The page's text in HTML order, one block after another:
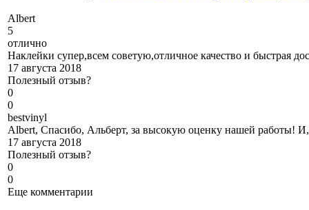
Albert
5
отлично
Наклейки супер,всем советую,отличное качество и быстрая
17 августа 2018
Полезный отзыв?
0
0
bestvinyl
Albert, Спасибо, Альберт, за высокую оценку нашей работы!
17 августа 2018
Полезный отзыв?
0
0
Еще комментарии